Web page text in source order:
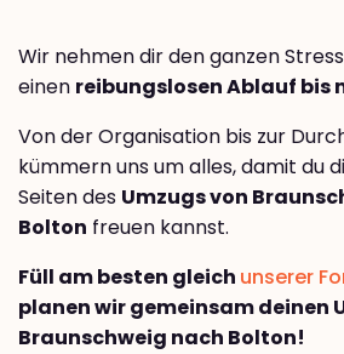
Wir nehmen dir den ganzen
einen reibungslosen Ablauf bis
Von der Organisation bis zur
kümmern uns um alles, damit du
Seiten des Umzugs von
Bolton freuen kannst.
Füll am besten gleich unserer
planen wir gemeinsam deinen
Braunschweig nach Bolton!